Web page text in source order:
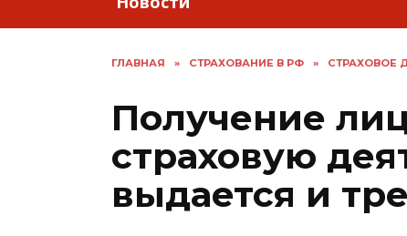
ГЛАВНАЯ » СТРАХОВАНИЕ В РФ » СТРАХОВОЕ
Получение
страховую
выдается и